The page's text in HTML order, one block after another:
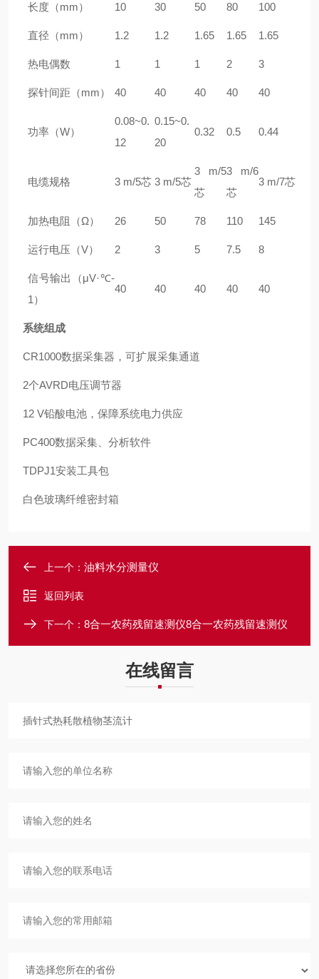
长度（mm） 10 30 50 80 100
直径（mm） 1.2 1.2 1.65 1.65 1.65
热电偶数 1 1 1 2 3
探针间距（mm） 40 40 40 40 40
功率（W）
0.08~0.
12
0.15~0.
20
0.32 0.5 0.44
电缆规格 3 m/5芯 3 m/5芯
3 m/5
芯
3 m/6
芯
3 m/7芯
加热电阻（Ω） 26 50 78 110 145
运行电压（V） 2 3 5 7.5 8
信号输出（μV·℃-
1 ）
40 40 40 40 40
系统组成
CR1000数据采集器，可扩展采集通道
2个AVRD电压调节器
12 V铅酸电池，保障系统电力供应
PC400数据采集、分析软件
TDPJ1安装工具包
白色玻璃纤维密封箱
上一个： 油料水分测量仪
返回列表
下一个： 8合一农药残留速测仪8合一农药残留速测仪
在线留言